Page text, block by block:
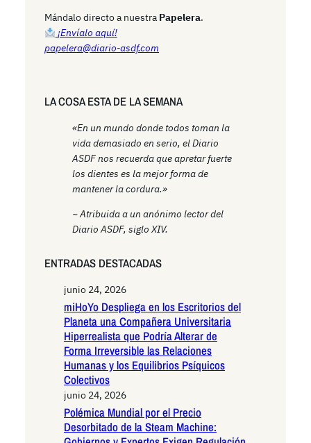
h
Mándalo directo a nuestra Papelera.
¡Envíalo aquí!
papelera@diario-asdf.com
LA COSA ESTA DE LA SEMANA
«En un mundo donde todos toman la
vida demasiado en serio, el Diario
ASDF nos recuerda que apretar fuerte
los dientes es la mejor forma de
mantener la cordura.»
~ Atribuida a un anónimo lector del
Diario ASDF, siglo XIV.
ENTRADAS DESTACADAS
junio 24, 2026
miHoYo Despliega en los Escritorios del
Planeta una Compañera Universitaria
Hiperrealista que Podría Alterar de
Forma Irreversible las Relaciones
Humanas y los Equilibrios Psíquicos
Colectivos
junio 24, 2026
Polémica Mundial por el Precio
Desorbitado de la Steam Machine: